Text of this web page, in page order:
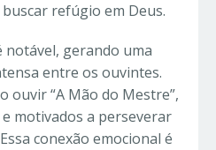
refúgio em Deus.
notável, gerando uma
entre os ouvintes.
ouvir “A Mão do Mestre”,
motivados a perseverar
conexão emocional é